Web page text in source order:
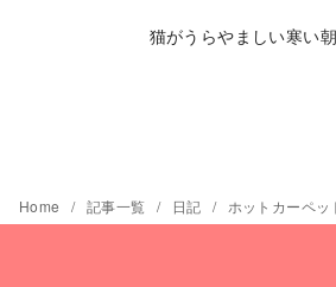
猫がうらやましい寒い朝
Home 記事一覧 日記 ホットカーペッ